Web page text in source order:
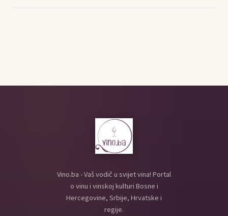
Vino.ba - Vaš vodič u svijet vina! Portal
o vinu i vinskoj kulturi Bosne i
Hercegovine, Srbije, Hrvatske i
regije.